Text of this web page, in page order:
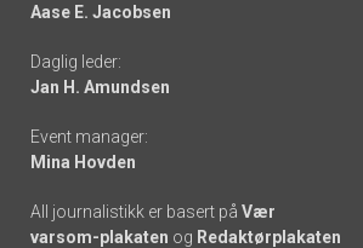
-
links
Aase E. Jacobsen
Daglig leder:
Jan H. Amundsen
Event manager:
Mina Hovden
All journalistikk er basert på Vær
varsom-plakaten og Redaktørplakaten